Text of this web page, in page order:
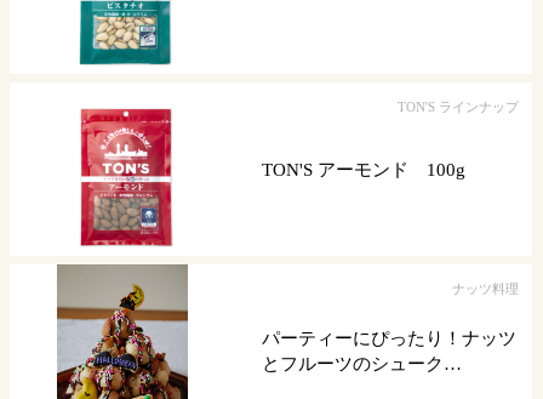
TON'S ラインナップ
TON'S アーモンド 100g
ナッツ料理
パーティーにぴったり！ナッツ
とフルーツのシューク…